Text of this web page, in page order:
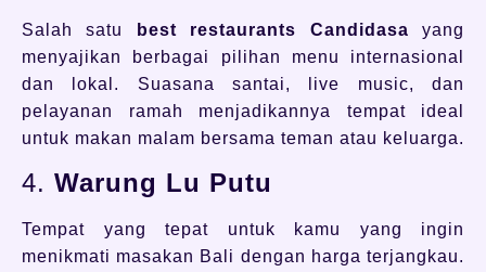
Salah satu best restaurants Candidasa yang
menyajikan berbagai pilihan menu internasional
dan lokal. Suasana santai, live music, dan
pelayanan ramah menjadikannya tempat ideal
untuk makan malam bersama teman atau keluarga.
4. Warung Lu Putu
Tempat yang tepat untuk kamu yang ingin
menikmati masakan Bali dengan harga terjangkau.